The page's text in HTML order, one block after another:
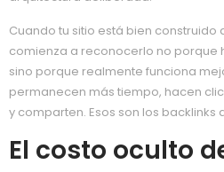
Cuando tu sitio está bien construido
comienza a reconocerlo no porque
sino porque realmente funciona
permanecen más tiempo, hacen
y comparten. Esos son los
El costo oculto